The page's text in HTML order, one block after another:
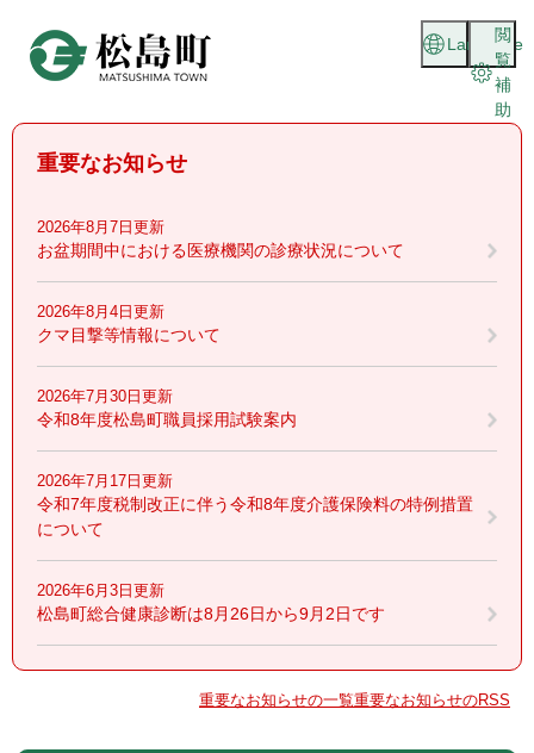
頭
閲
覧
補
助
Language
重要なお知らせ
2026年8月7日更新
お盆期間中における医療機関の診療状況について
2026年8月4日更新
クマ目撃等情報について
2026年7月30日更新
令和8年度松島町職員採用試験案内
2026年7月17日更新
令和7年度税制改正に伴う令和8年度介護保険料の特例措置
について
2026年6月3日更新
松島町総合健康診断は8月26日から9月2日です
重要なお知らせの一覧重要なお知らせのRSS